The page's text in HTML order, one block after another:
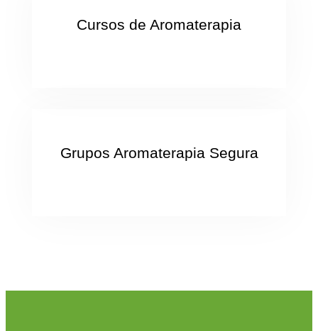
Cursos de Aromaterapia
Grupos Aromaterapia Segura